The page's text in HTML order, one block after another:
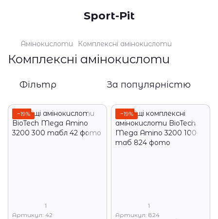
Sport-Pit
Амінокислоти Комплексні амінокислоти
Комплексні амінокислоти
Фільтр За популярністю
−19%
1
Артикул: 42
−19%
1
Артикул: 824